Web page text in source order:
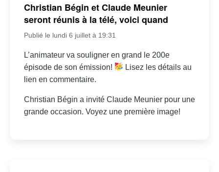
Christian Bégin et Claude Meunier
seront réunis à la télé, voici quand
Publié le lundi 6 juillet à 19:31
L’animateur va souligner en grand le 200e
épisode de son émission!
Lisez les détails au
lien en commentaire.
Christian Bégin a invité Claude Meunier pour une
grande occasion. Voyez une première image!